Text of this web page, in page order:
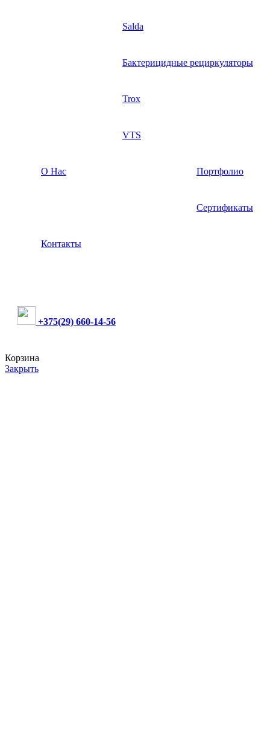
Salda
Бактерицидные рециркуляторы
Trox
VTS
О Нас Портфолио
Сертификаты
Контакты
+375(29) 660-14-56
Корзина
Закрыть